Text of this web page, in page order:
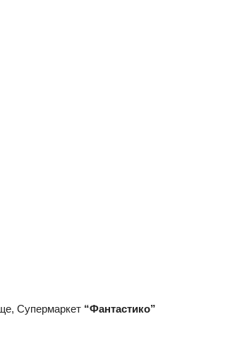
Супермаркет “Фантастико”